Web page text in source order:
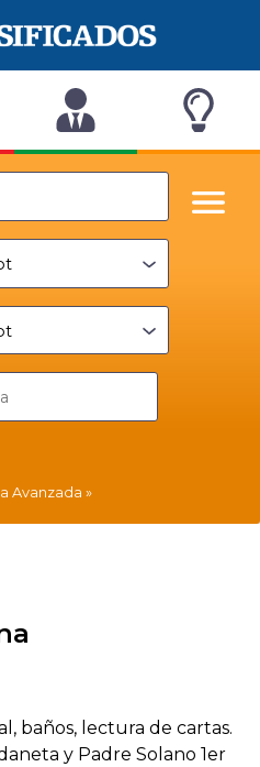
Avanzada
baños, lectura de cartas.
y Padre Solano 1er